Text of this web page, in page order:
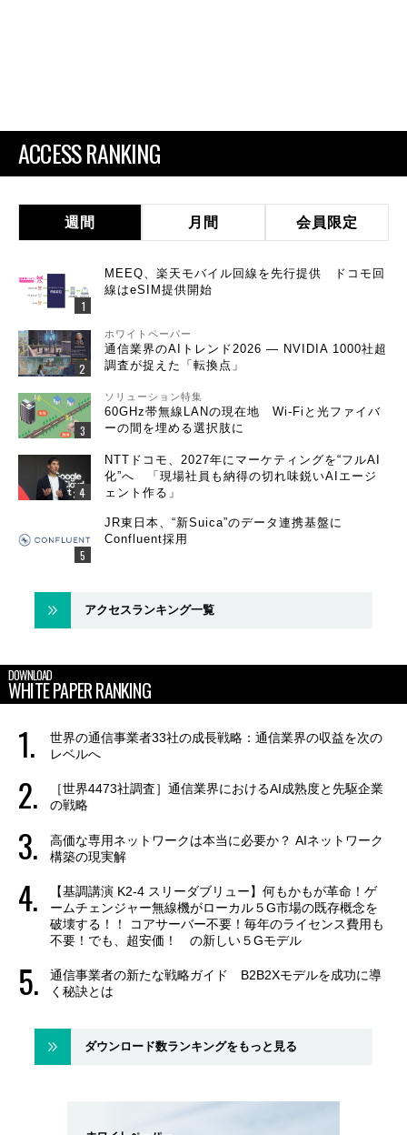
ACCESS RANKING
週間 月間 会員限定
MEEQ、楽天モバイル回線を先行提供 ドコモ回
線はeSIM提供開始
ホワイトペーパー
通信業界のAIトレンド2026 ― NVIDIA 1000社超
調査が捉えた「転換点」
ソリューション特集
60GHz帯無線LANの現在地 Wi-Fiと光ファイバ
ーの間を埋める選択肢に
NTTドコモ、2027年にマーケティングを“フルAI
化”へ 「現場社員も納得の切れ味鋭いAIエージ
ェント作る」
JR東日本、“新Suica”のデータ連携基盤に
Confluent採用
アクセスランキング一覧
DOWNLOAD
WHITE PAPER RANKING
世界の通信事業者33社の成長戦略：通信業界の収益を次の
レベルへ
［世界4473社調査］通信業界におけるAI成熟度と先駆企業
の戦略
高価な専用ネットワークは本当に必要か？ AIネットワーク
構築の現実解
【基調講演 K2-4 スリーダブリュー】何もかもが革命！ゲ
ームチェンジャー無線機がローカル５G市場の既存概念を
破壊する！！ コアサーバー不要！毎年のライセンス費用も
不要！でも、超安価！ の新しい５Gモデル
通信事業者の新たな戦略ガイド B2B2Xモデルを成功に導
く秘訣とは
ダウンロード数ランキングをもっと見る